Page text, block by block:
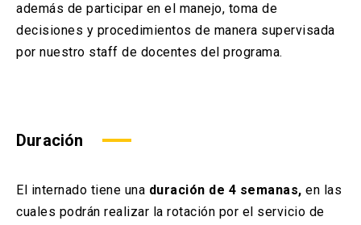
además de participar en el manejo, toma de
decisiones y procedimientos de manera supervisada
por nuestro staff de docentes del programa.
Duración
El internado tiene una duración de 4 semanas, en las
cuales podrán realizar la rotación por el servicio de